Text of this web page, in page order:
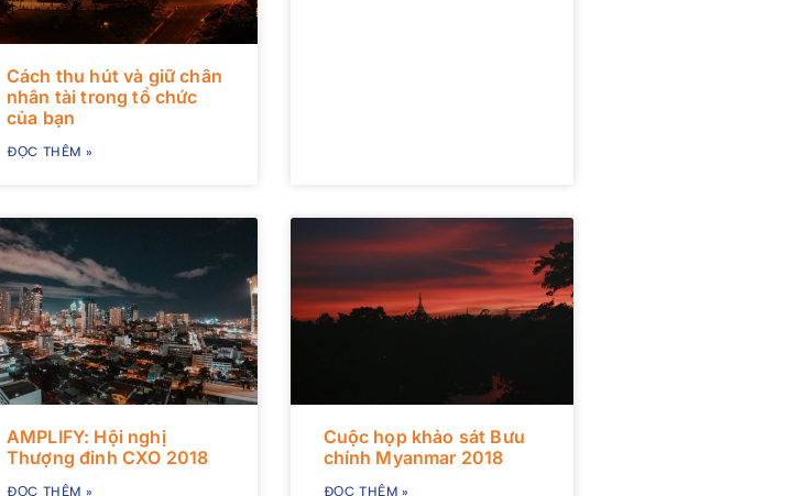
Cách thu hút và giữ chân
nhân tài trong tổ chức
của bạn
ĐỌC THÊM »
AMPLIFY: Hội nghị
Thượng đỉnh CXO 2018
ĐỌC THÊM »
Cuộc họp khảo sát Bưu
chính Myanmar 2018
ĐỌC THÊM »